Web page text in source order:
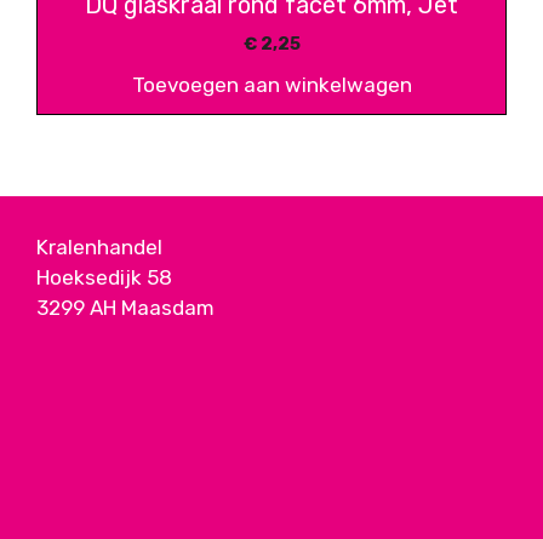
€2,25
Toevoegen aan winkelwagen
Kralenhandel
Hoeksedijk 58
3299 AH Maasdam